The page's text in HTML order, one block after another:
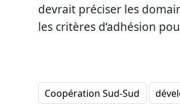
devrait préciser les
les critères d’adhésion
Coopération Sud-Sud